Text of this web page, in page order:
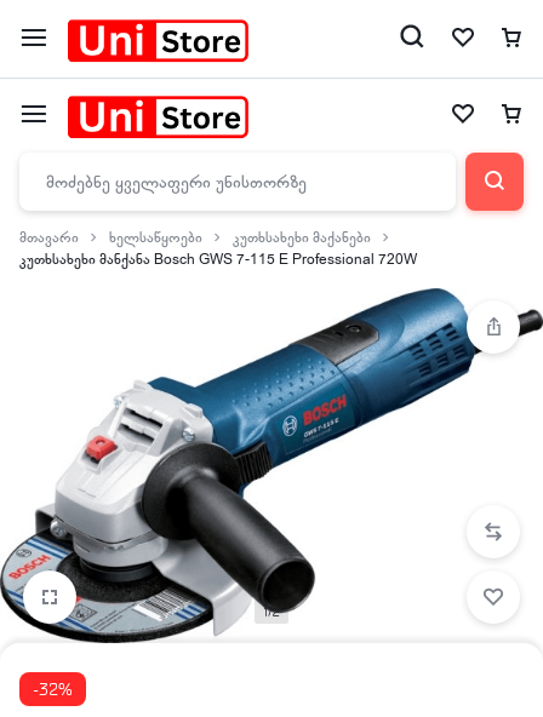
მთავარი ხელსაწყოები
კუთხსახეხი მაქანები
კუთხსახეხი მანქანა Bosch GWS 7-115 E Professional 720W
1/2
-32%